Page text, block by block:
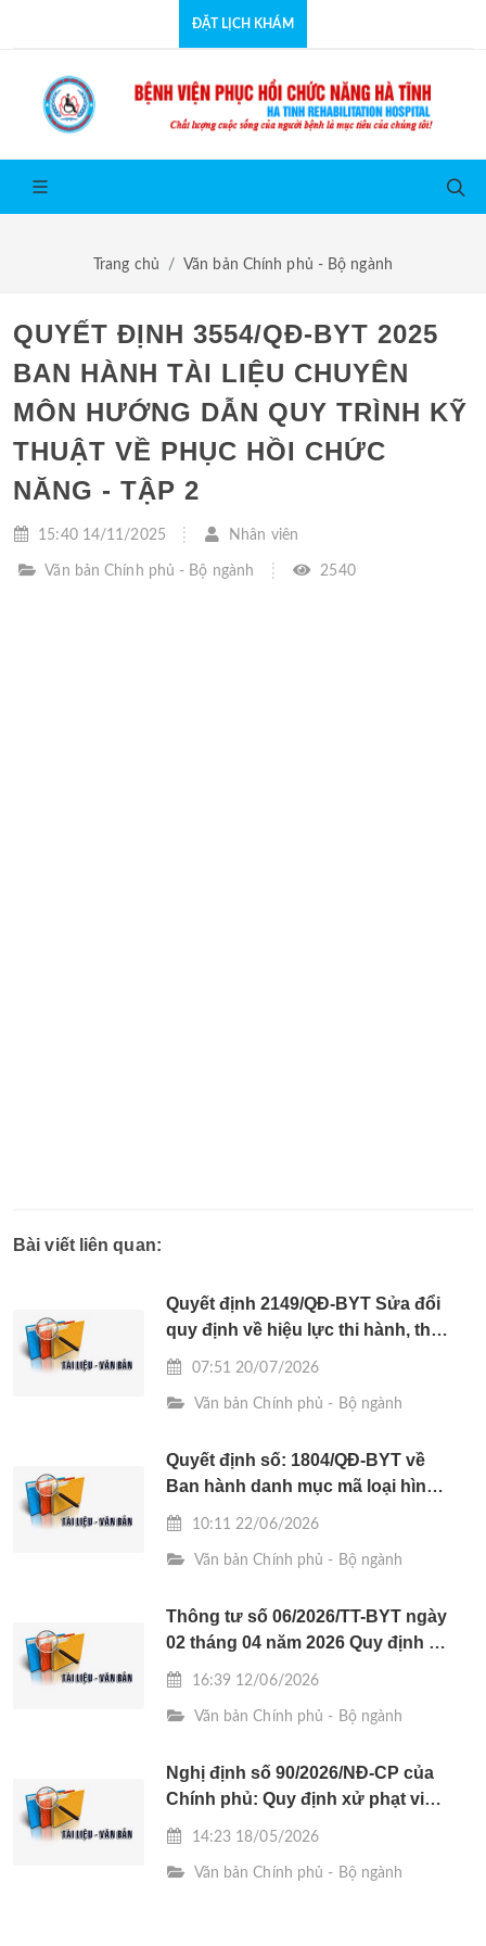
ĐẶT LỊCH KHÁM
Trang chủ Văn bản Chính phủ - Bộ ngành
QUYẾT ĐỊNH 3554/QĐ-BYT 2025
BAN HÀNH TÀI LIỆU CHUYÊN
MÔN HƯỚNG DẪN QUY TRÌNH KỸ
THUẬT VỀ PHỤC HỒI CHỨC
NĂNG - TẬP 2
15:40 14/11/2025 Nhân viên
Văn bản Chính phủ - Bộ ngành 2540
Bài viết liên quan:
Quyết định 2149/QĐ-BYT Sửa đổi
quy định về hiệu lực thi hành, thời
điểm áp dụng tại Quyết định số
liệu chuyên môn “Hướng dẫn quy
cổ truyền”
07:51 20/07/2026
Văn bản Chính phủ - Bộ ngành
Quyết định số: 1804/QĐ-BYT về
Ban hành danh mục mã loại hình
khám bệnh, chữa bệnh và danh
hoá và gửi dữ liệu chi phí khám
10:11 22/06/2026
Văn bản Chính phủ - Bộ ngành
Thông tư số 06/2026/TT-BYT ngày
02 tháng 04 năm 2026 Quy định về
mã hóa bệnh tật, nguyên nhân tử
16:39 12/06/2026
Văn bản Chính phủ - Bộ ngành
Nghị định số 90/2026/NĐ-CP của
Chính phủ: Quy định xử phạt vi
phạm hành chính trong lĩnh vực y
14:23 18/05/2026
Văn bản Chính phủ - Bộ ngành